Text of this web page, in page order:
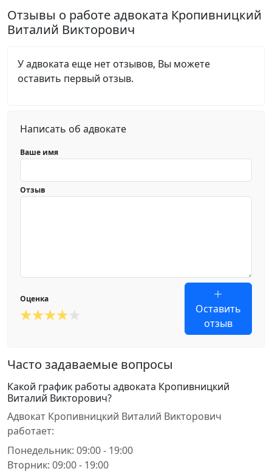
Отзывы о работе адвоката Кропивницкий
Виталий Викторович
У адвоката еще нет отзывов, Вы можете
оставить первый отзыв.
Написать об адвокате
Ваше имя
Отзыв
Оценка
Оставить
отзыв
Часто задаваемые вопросы
Какой график работы адвоката Кропивницкий
Виталий Викторович?
Адвокат Кропивницкий Виталий Викторович
работает:
Понедельник: 09:00 - 19:00
Вторник: 09:00 - 19:00